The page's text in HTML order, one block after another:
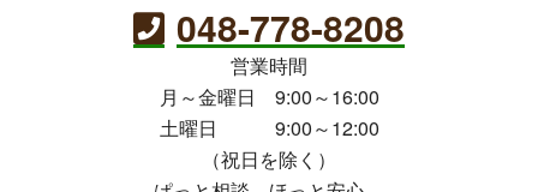
048-778-8208
営業時間
月～金曜日 9:00～16:00
土曜日 9:00～12:00
（祝日を除く）